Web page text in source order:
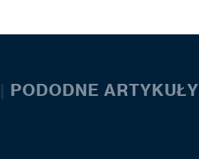
| PODODNE ARTYKUŁY